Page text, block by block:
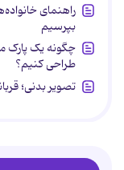
راهنمای
بپرسیم
چگونه یک پارک
طراحی کنیم؟
تصویر بدنی؛